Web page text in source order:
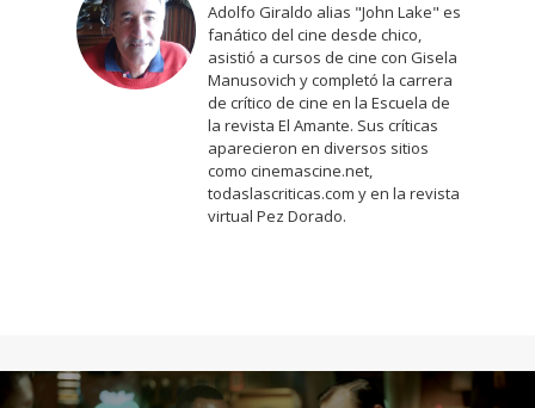
Adolfo Giraldo alias "John Lake" es
fanático del cine desde chico,
asistió a cursos de cine con Gisela
Manusovich y completó la carrera
de crítico de cine en la Escuela de
la revista El Amante. Sus críticas
aparecieron en diversos sitios
como cinemascine.net,
todaslascriticas.com y en la revista
virtual Pez Dorado.